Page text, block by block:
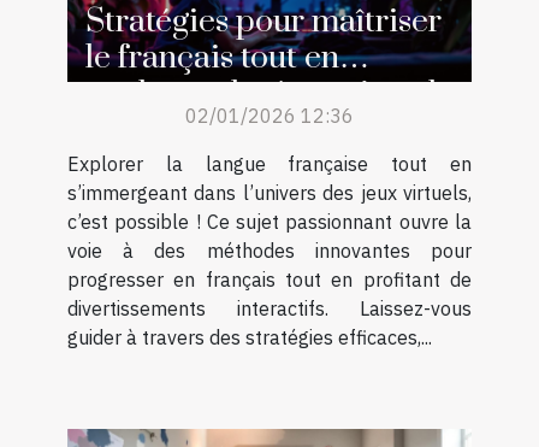
Stratégies pour maîtriser
le français tout en
explorant les jeux virtuels
02/01/2026 12:36
Explorer la langue française tout en
s’immergeant dans l’univers des jeux virtuels,
c’est possible ! Ce sujet passionnant ouvre la
voie à des méthodes innovantes pour
progresser en français tout en profitant de
divertissements interactifs. Laissez-vous
guider à travers des stratégies efficaces,...